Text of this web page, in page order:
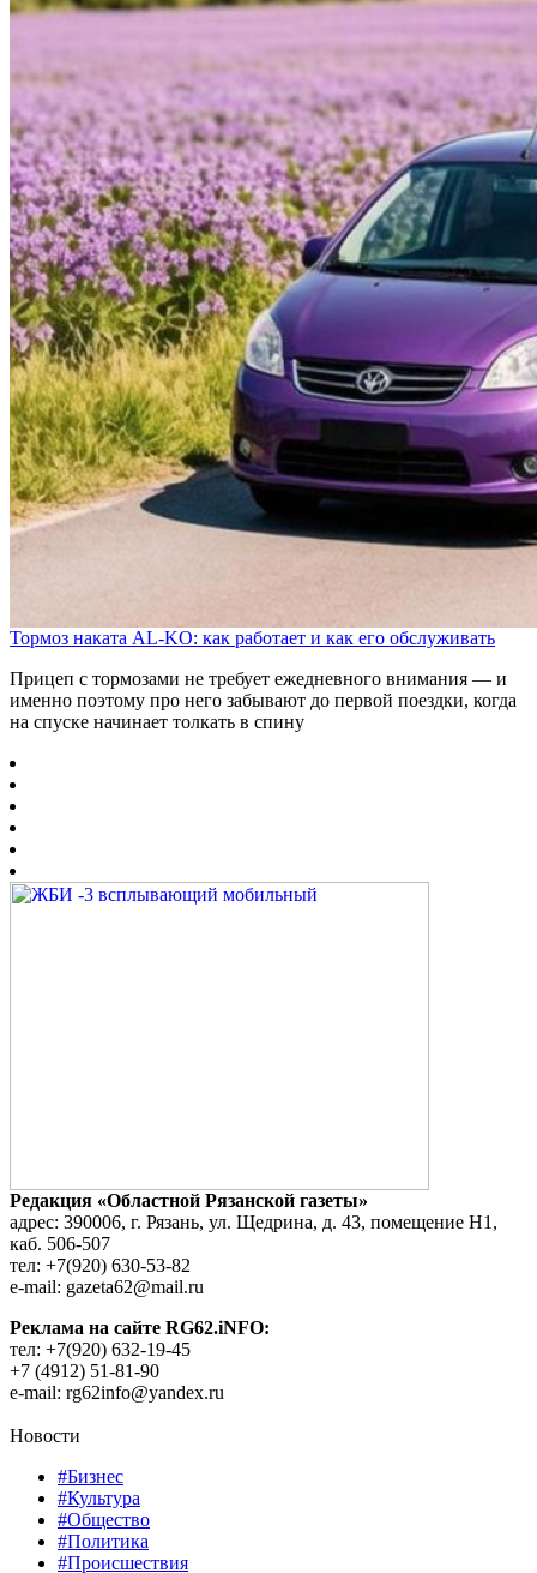
Тормоз наката AL-KO: как работает и как его обслуживать
Прицеп с тормозами не требует ежедневного внимания — и
именно поэтому про него забывают до первой поездки, когда
на спуске начинает толкать в спину
Редакция «Областной Рязанской газеты»
адрес: 390006, г. Рязань, ул. Щедрина, д. 43, помещение Н1,
каб. 506-507
тел: +7(920) 630-53-82
e-mail: gazeta62@mail.ru
Реклама на сайте RG62.iNFO:
тел: +7(920) 632-19-45
+7 (4912) 51-81-90
e-mail: rg62info@yandex.ru
Новости
#Бизнес
#Культура
#Общество
#Политика
#Происшествия